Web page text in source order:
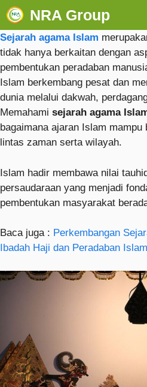
NRA Group
Sejarah agama Islam
tidak hanya berkaitan dengan
pembentukan peradaban
Islam berkembang pesat dan
dunia melalui dakwah,
Memahami sejarah agama
bagaimana ajaran Islam mampu
lintas zaman serta wilayah.
Islam hadir membawa nilai
persaudaraan yang menjadi
pembentukan masyarakat
Baca juga : Perkembangan
Ibadah Haji dan Peradaban Islam